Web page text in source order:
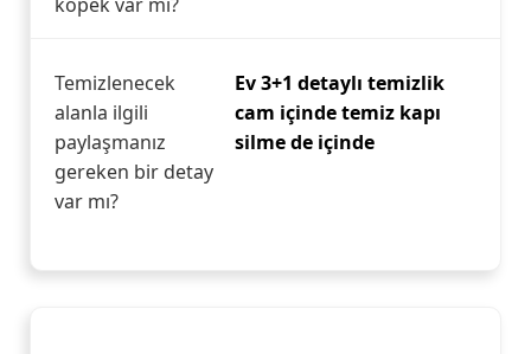
Temizlenecek
alanla ilgili
paylaşmanız
gereken bir detay
var mı?
Ev 3+1 detaylı temizlik
cam içinde temiz kapı
silme de içinde